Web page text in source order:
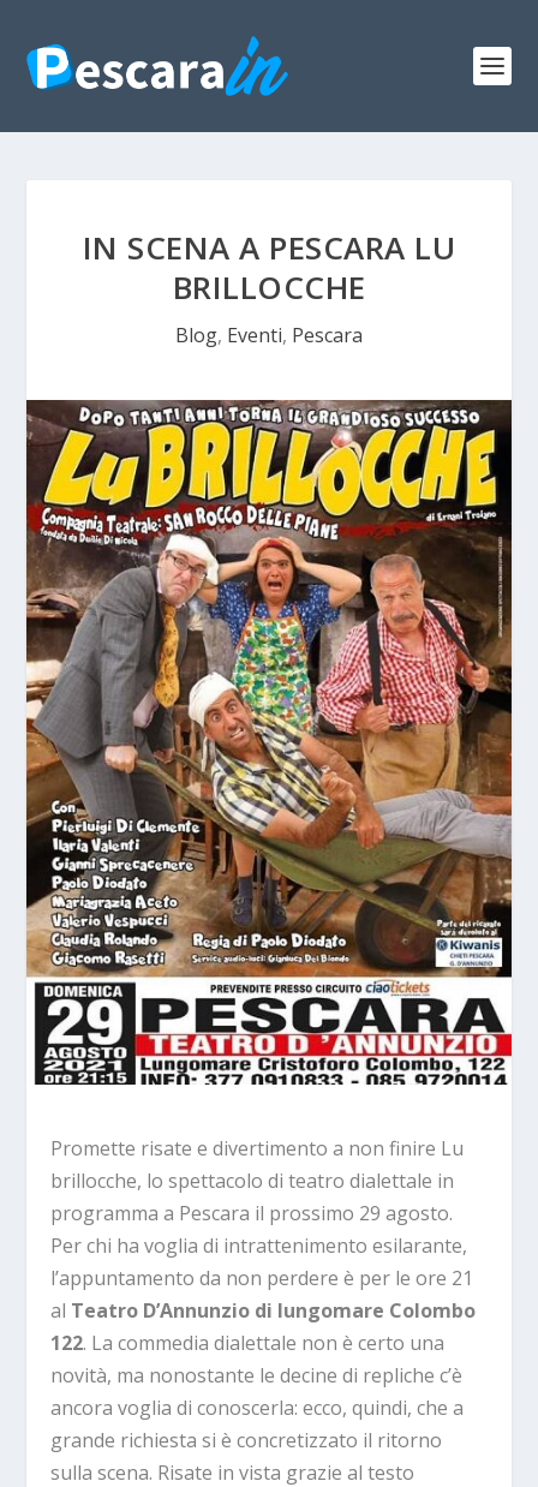
IN SCENA A PESCARA LU
BRILLOCCHE
Blog, Eventi, Pescara
Promette risate e divertimento a non finire Lu
brillocche, lo spettacolo di teatro dialettale in
programma a Pescara il prossimo 29 agosto.
Per chi ha voglia di intrattenimento esilarante,
l’appuntamento da non perdere è per le ore 21
al Teatro D’Annunzio di lungomare Colombo
122. La commedia dialettale non è certo una
novità, ma nonostante le decine di repliche c’è
ancora voglia di conoscerla: ecco, quindi, che a
grande richiesta si è concretizzato il ritorno
sulla scena. Risate in vista grazie al testo